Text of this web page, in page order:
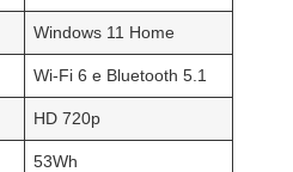
Windows 11 Home
Wi-Fi 6 e Bluetooth 5.1
HD 720p
53Wh